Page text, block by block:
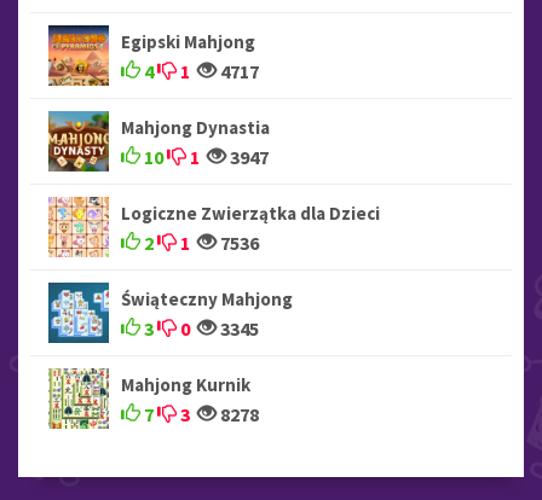
Egipski Mahjong
4 1 4717
Mahjong Dynastia
10 1 3947
Logiczne Zwierzątka dla Dzieci
2 1 7536
Świąteczny Mahjong
3 0 3345
Mahjong Kurnik
7 3 8278